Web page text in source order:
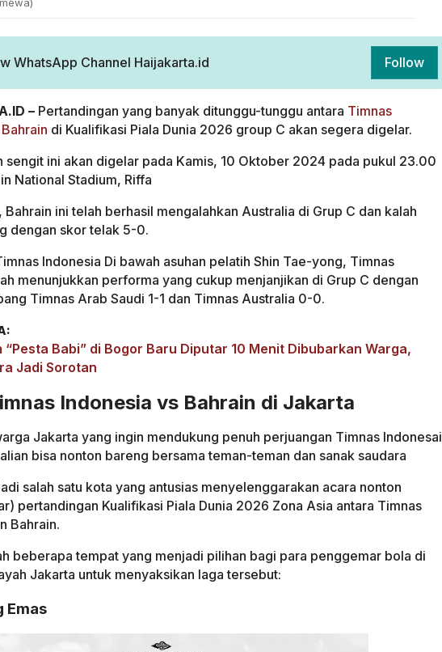
WhatsApp Channel Haijakarta.id Follow
– Pertandingan yang banyak ditunggu-tunggu antara Timnas
di Kualifikasi Piala Dunia 2026 group C akan segera digelar.
sengit ini akan digelar pada Kamis, 10 Oktober 2024 pada pukul 23.00
National Stadium, Riffa
Bahrain ini telah berhasil mengalahkan Australia di Grup C dan kalah
dengan skor telak 5-0.
Indonesia Di bawah asuhan pelatih Shin Tae-yong, Timnas
menunjukkan performa yang cukup menjanjikan di Grup C dengan
Timnas Arab Saudi 1-1 dan Timnas Australia 0-0.
“Pesta Babi” di Bogor Baru Diputar 10 Menit Dibubarkan Warga,
Jadi Sorotan
Indonesia vs Bahrain di Jakarta
Jakarta yang ingin mendukung penuh perjuangan Timnas Indonesai
bisa nonton bareng bersama teman-teman dan sanak saudara
salah satu kota yang antusias menyelenggarakan acara nonton
pertandingan Kualifikasi Piala Dunia 2026 Zona Asia antara Timnas
Bahrain.
beberapa tempat yang menjadi pilihan bagi para penggemar bola di
Jakarta untuk menyaksikan laga tersebut:
Emas